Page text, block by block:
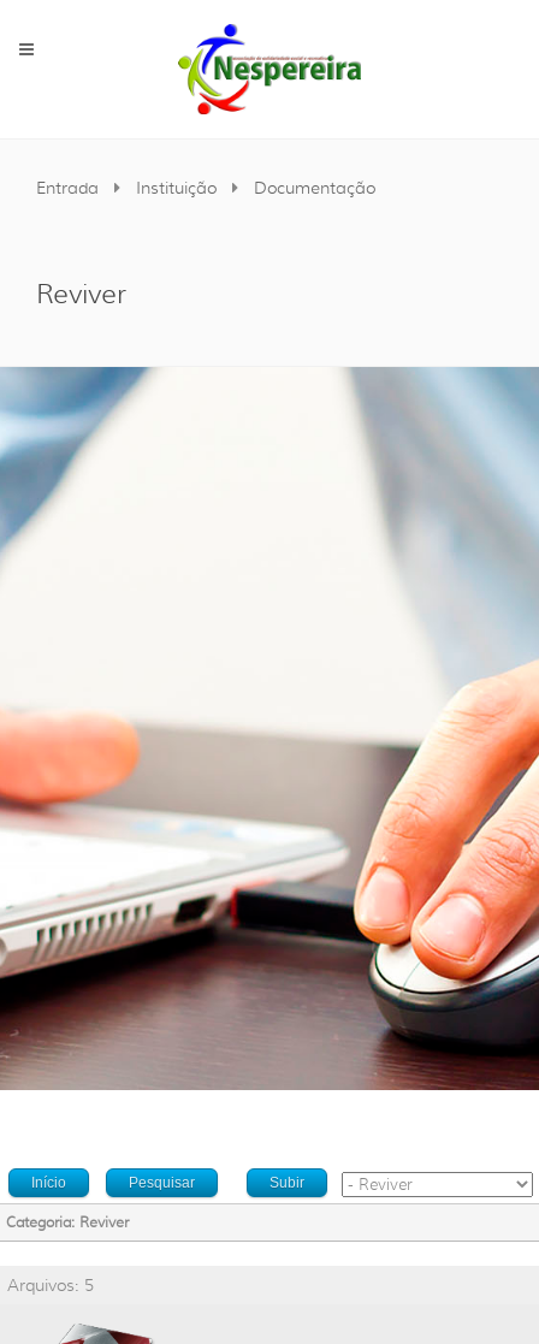
Entrada Instituição Documentação
Reviver
Início Pesquisar Subir
Categoria: Reviver
Arquivos: 5